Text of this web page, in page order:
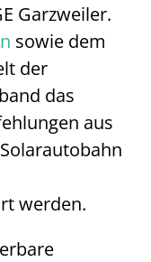
Garzweiler.
sowie dem
der
das
aus
werden.